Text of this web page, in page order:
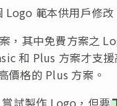
範本供用戶修
，其中免費方案之
和 Plus 方案才支
價格的 Plus 方案。